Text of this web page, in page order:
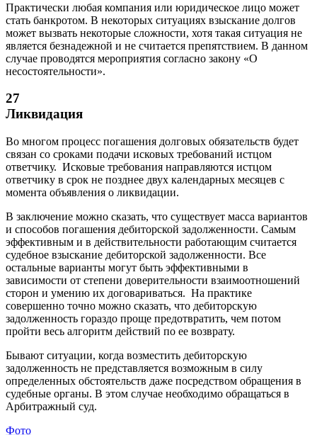
Практически любая компания или юридическое лицо может
стать банкротом. В некоторых ситуациях взыскание долгов
может вызвать некоторые сложности, хотя такая ситуация не
является безнадежной и не считается препятствием. В данном
случае проводятся мероприятия согласно закону «О
несостоятельности».
27
Ликвидация
Во многом процесс погашения долговых обязательств будет
связан со сроками подачи исковых требований истцом
ответчику. Исковые требования направляются истцом
ответчику в срок не позднее двух календарных месяцев с
момента объявления о ликвидации.
В заключение можно сказать, что существует масса вариантов
и способов погашения дебиторской задолженности. Самым
эффективным и в действительности работающим считается
судебное взыскание дебиторской задолженности. Все
остальные варианты могут быть эффективными в
зависимости от степени доверительности взаимоотношений
сторон и умению их договариваться. На практике
совершенно точно можно сказать, что дебиторскую
задолженность гораздо проще предотвратить, чем потом
пройти весь алгоритм действий по ее возврату.
Бывают ситуации, когда возместить дебиторскую
задолженность не представляется возможным в силу
определенных обстоятельств даже посредством обращения в
судебные органы. В этом случае необходимо обращаться в
Арбитражный суд.
Фото